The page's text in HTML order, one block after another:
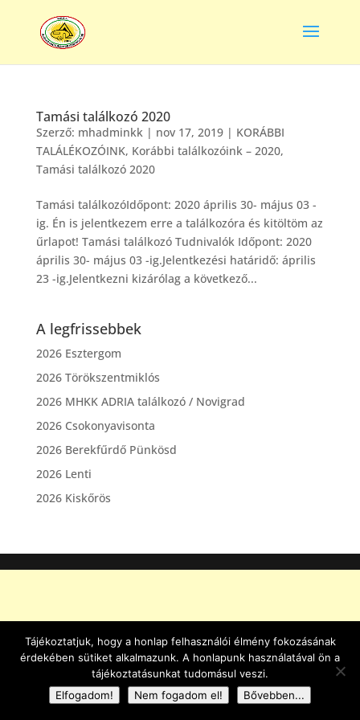
Tamási találkozó 2020
Szerző: mhadminkk| nov 17, 2019| KORÁBBI
TALÁLÉKOZÓINK, Korábbi találkozóink – 2020,
Tamási találkozó 2020
Tamási találkozóIdőpont: 2020 április 30- május 03 -
ig. Én is jelentkezem erre a találkozóra és kitöltöm az
űrlapot! Tamási találkozó Tudnivalók Időpont: 2020
április 30- május 03 -ig.Jelentkezési határidő: április
23 -ig.Jelentkezni kizárólag a következő...
A legfrissebbek
2026 Esztergom
2026 Törökszentmiklós
2026 MHKK ADRIA találkozó / Novigrad
2026 Csokonyavisonta
2026 Berekfűrdő Pünkösd
2026 Lenti
2026 Kiskőrös
Tájékoztatjuk, hogy a honlap felhasználói élmény fokozásának
érdekében sütiket alkalmazunk. A honlapunk használatával ön a
tájékoztatásunkat tudomásul veszi.
Elfogadom!
Nem fogadom el! Bővebben...